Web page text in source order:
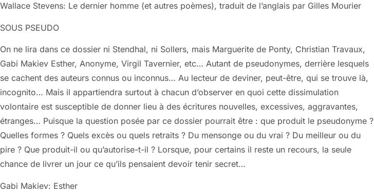
Wallace Stevens: Le dernier homme (et autres poèmes), traduit de l’anglais par Gilles Mourier
SOUS PSEUDO
On ne lira dans ce dossier ni Stendhal, ni Sollers, mais Marguerite de Ponty, Christian Travaux,
Gabi Makiev Esther, Anonyme, Virgil Tavernier, etc… Autant de pseudonymes, derrière lesquels
se cachent des auteurs connus ou inconnus… Au lecteur de deviner, peut-être, qui se trouve là,
incognito… Mais il appartiendra surtout à chacun d’observer en quoi cette dissimulation
volontaire est susceptible de donner lieu à des écritures nouvelles, excessives, aggravantes,
étranges… Puisque la question posée par ce dossier pourrait être : que produit le pseudonyme ?
Quelles formes ? Quels excès ou quels retraits ? Du mensonge ou du vrai ? Du meilleur ou du
pire ? Que produit-il ou qu’autorise-t-il ? Lorsque, pour certains il reste un recours, la seule
chance de livrer un jour ce qu’ils pensaient devoir tenir secret…
Gabi Makiev: Esther